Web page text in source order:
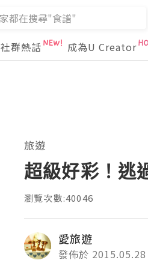
社群熱話 成為U Creator
旅遊
超級好彩！逃
瀏覽次數:40046
愛旅遊
發佈於 2015.05.28